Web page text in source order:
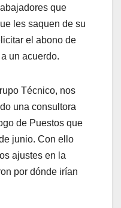
que
les saquen de su
el abono de
un acuerdo.
Técnico, nos
una consultora
de Puestos que
junio. Con ello
ajustes en la
por dónde irían